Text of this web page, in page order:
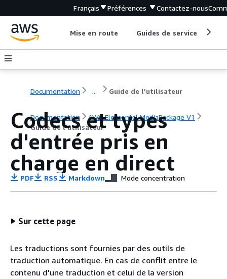
Français Préférences Contactez-nous
Mise en route Guides de service
Documentation ... Guide de l’utilisateur
Documentation
AWS Elemental MediaPackage V1
Guide de l’utilisateur
Codecs et types
d'entrée pris en
charge en direct
PDF RSS Markdown Mode concentration
Sur cette page
Les traductions sont fournies par des outils de
traduction automatique. En cas de conflit entre le
contenu d'une traduction et celui de la version